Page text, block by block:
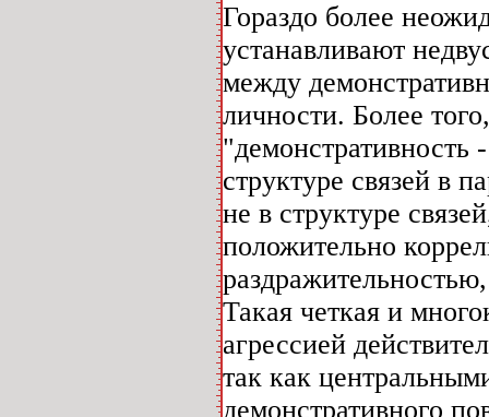
Гораздо более
устанавливают
между
личности. Более
"демонстративность
структуре связей в
не в структуре
положительно
Такая четкая и
агрессией
так как
демонстративного